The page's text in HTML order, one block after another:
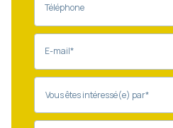
Téléphone
E-mail*